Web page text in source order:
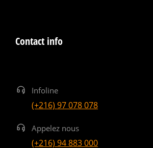
Contact info
Infoline
(+216) 97 078 078
Appelez nous
(+216) 94 883 000